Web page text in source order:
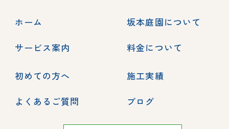
ホーム
坂本庭園について
サービス案内
料金について
初めての方へ
施工実績
よくあるご質問
ブログ